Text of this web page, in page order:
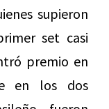
supieron
set casi
premio en
en los dos